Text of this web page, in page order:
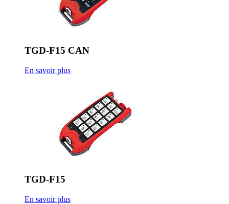
TGD-F15 CAN
En savoir plus
TGD-F15
En savoir plus